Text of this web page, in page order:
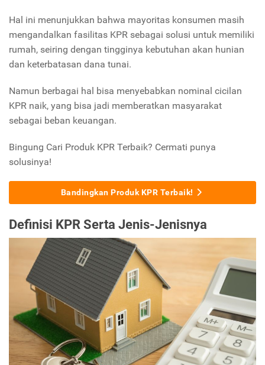
Hal ini menunjukkan bahwa mayoritas konsumen masih
mengandalkan fasilitas KPR sebagai solusi untuk memiliki
rumah, seiring dengan tingginya kebutuhan akan hunian
dan keterbatasan dana tunai.
Namun berbagai hal bisa menyebabkan nominal cicilan
KPR naik, yang bisa jadi memberatkan masyarakat
sebagai beban keuangan.
Bingung Cari Produk KPR Terbaik? Cermati punya
solusinya!
Bandingkan Produk KPR Terbaik!
Definisi KPR Serta Jenis-Jenisnya